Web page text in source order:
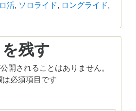
活, ソロライド, ロングライド,
残す
開されることはありません。
必須項目です